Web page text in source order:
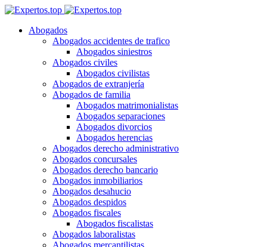
Abogados
Abogados accidentes de trafico
Abogados siniestros
Abogados civiles
Abogados civilistas
Abogados de extranjería
Abogados de familia
Abogados matrimonialistas
Abogados separaciones
Abogados divorcios
Abogados herencias
Abogados derecho administrativo
Abogados concursales
Abogados derecho bancario
Abogados inmobiliarios
Abogados desahucio
Abogados despidos
Abogados fiscales
Abogados fiscalistas
Abogados laboralistas
Abogados mercantilistas